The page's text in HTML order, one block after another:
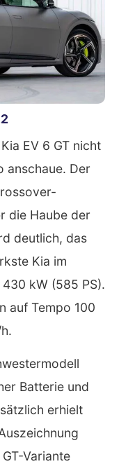
EV 6 GT nicht
anschaue. Der
die Haube der
deutlich, das
Kia im
kW (585 PS).
auf Tempo 100
Batterie und
erhielt
Variante